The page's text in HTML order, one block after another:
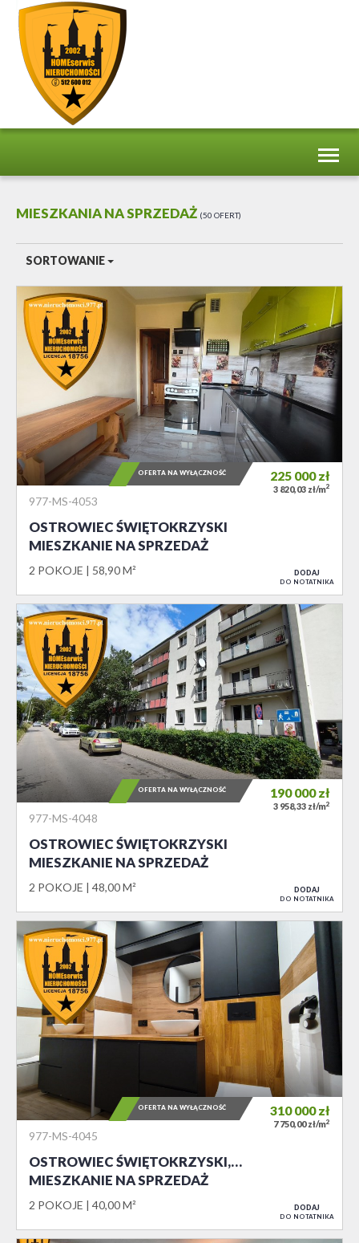
MIESZKANIA NA SPRZEDAŻ 50 OFERT
SORTOWANIE
977-MS-4053
OSTROWIEC ŚWIĘTOKRZYSKI
MIESZKANIE NA SPRZEDAŻ
2 POKOJE 58,90 M²
225 000zł
3 820,03 zł/m2
OFERTA NA WYŁĄCZNOŚĆ
DODAJ
DO NOTATNIKA
977-MS-4048
OSTROWIEC ŚWIĘTOKRZYSKI
MIESZKANIE NA SPRZEDAŻ
2 POKOJE 48,00 M²
190 000zł
3 958,33 zł/m2
OFERTA NA WYŁĄCZNOŚĆ
DODAJ
DO NOTATNIKA
977-MS-4045
OSTROWIEC ŚWIĘTOKRZYSKI,…
MIESZKANIE NA SPRZEDAŻ
2 POKOJE 40,00 M²
310 000zł
7 750,00 zł/m2
OFERTA NA WYŁĄCZNOŚĆ
DODAJ
DO NOTATNIKA